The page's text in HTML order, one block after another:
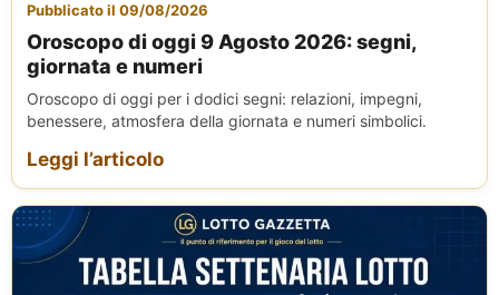
Pubblicato il 09/08/2026
Oroscopo di oggi 9 Agosto 2026: segni,
giornata e numeri
Oroscopo di oggi per i dodici segni: relazioni, impegni,
benessere, atmosfera della giornata e numeri simbolici.
Leggi l’articolo